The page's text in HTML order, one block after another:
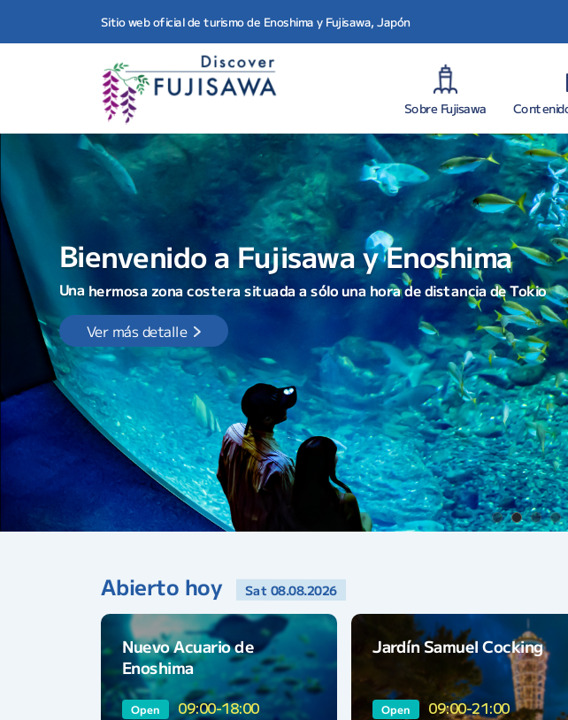
Sitio web oficial de turismo de Enoshima y Fujisawa, Japón
Sobre Fujisawa
Bienvenido a Fujisawa y Enoshima
Una hermosa zona costera situada a sólo una hora de distancia de Tokio
Ver más detalle
Bienvenido a Fujisawa y Enoshima
Una hermosa zona costera situada a sólo una hora de distancia de Tokio
Ver más detalle
Abierto hoy Sat 08.08.2026
Nuevo Acuario de
Enoshima
Open 09:00-18:00
Jardín Samuel Cocking
Open 09:00-21:00